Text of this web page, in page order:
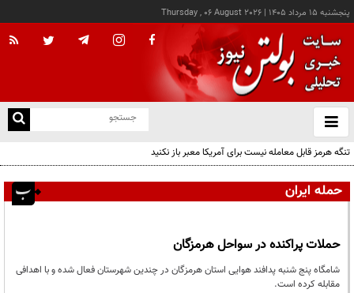
پنجشنبه ۱۵ مرداد ۱۴۰۵ |
Thursday , 06 August 2026
باز
و
تنگه هرمز قابل معامله نیست برای آمریکا معبر باز نکنید
حمله ایران
حملات پراکنده در سواحل هرمزگان
شامگاه پنج شنبه پدافند هوایی استان هرمزگان در چندین شهرستان فعال شده و با اهدافی
مقابله کرده است.